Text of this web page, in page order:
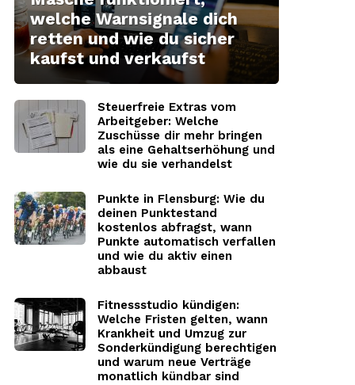
welche Warnsignale dich
retten und wie du sicher
kaufst und verkaufst
Steuerfreie Extras vom
Arbeitgeber: Welche
Zuschüsse dir mehr bringen
als eine Gehaltserhöhung und
wie du sie verhandelst
Punkte in Flensburg: Wie du
deinen Punktestand
kostenlos abfragst, wann
Punkte automatisch verfallen
und wie du aktiv einen
abbaust
Fitnessstudio kündigen:
Welche Fristen gelten, wann
Krankheit und Umzug zur
Sonderkündigung berechtigen
und warum neue Verträge
monatlich kündbar sind